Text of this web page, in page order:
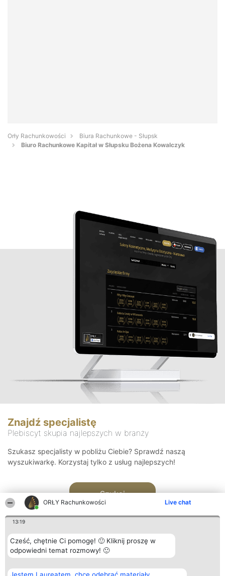
ORŁY Rachunkowości Live chat
13:19
Cześć, chętnie Ci pomogę! 🙂 Kliknij proszę w
odpowiedni temat rozmowy! 🙂
Orły Rachunkowości
Biura Rachunkowe - Słupsk
Biuro Rachunkowe Kapitał w Słupsku Bożena Kowalczyk
Znajdź specjalistę
Plebiscyt skupia najlepszych w branży
Szukasz specjalisty w pobliżu Ciebie? Sprawdź naszą
wyszukiwarkę. Korzystaj tylko z usług najlepszych!
Szukaj
Organizator plebiscytu Plebiscyt Kontakt